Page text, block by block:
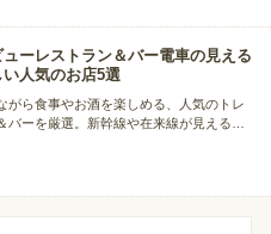
ーレストラン＆バー電車の見える
人気のお店5選
がら食事やお酒を楽しめる、人気のトレ
バーを厳選。新幹線や在来線が見える
に便利な店、デートや記念日に利用しや
介します。電車好きの子どもはもちろ